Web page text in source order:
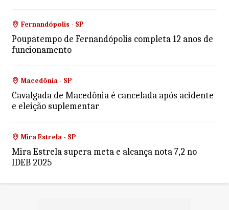
Fernandópolis - SP
Poupatempo de Fernandópolis completa 12 anos de
funcionamento
Macedônia - SP
Cavalgada de Macedônia é cancelada após acidente
e eleição suplementar
Mira Estrela - SP
Mira Estrela supera meta e alcança nota 7,2 no
IDEB 2025